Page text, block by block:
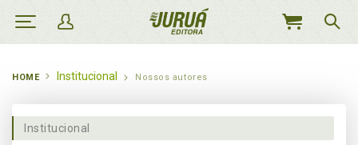
MEU
HOME Institucional Nossos autores
Institucional